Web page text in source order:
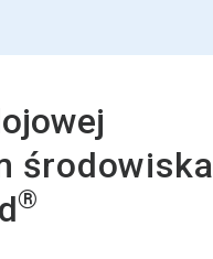
środowiska
®